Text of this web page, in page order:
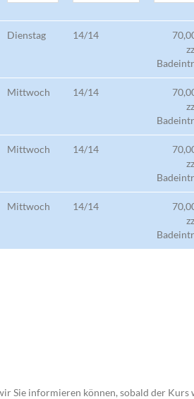
Dienstag 14/14
Mittwoch 14/14
Mittwoch 14/14
Mittwoch 14/14
Sie informieren können, sobald der